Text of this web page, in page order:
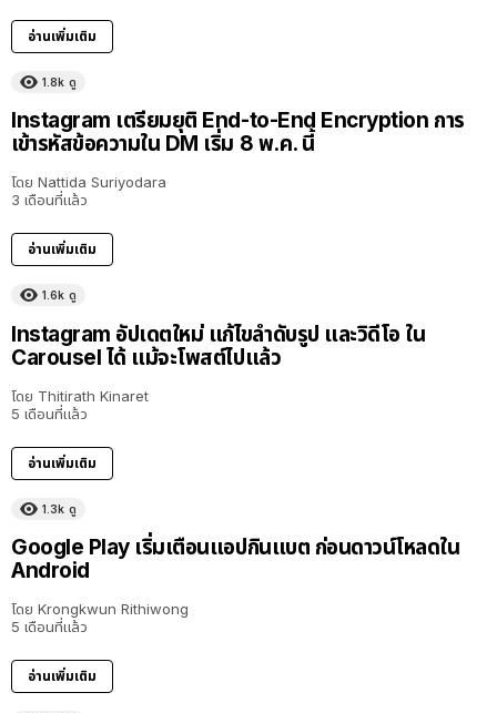
อ่านเพิ่มเติม
1.8k ดู
Instagram เตรียมยุติ End-to-End Encryption การ
เข้ารหัสข้อความใน DM เริ่ม 8 พ.ค. นี้
โดย Nattida Suriyodara
3 เดือนที่แล้ว
อ่านเพิ่มเติม
1.6k ดู
Instagram อัปเดตใหม่ แก้ไขลำดับรูป และวิดีโอ ใน
Carousel ได้ แม้จะโพสต์ไปแล้ว
โดย Thitirath Kinaret
5 เดือนที่แล้ว
อ่านเพิ่มเติม
1.3k ดู
Google Play เริ่มเตือนแอปกินแบต ก่อนดาวน์โหลดใน
Android
โดย Krongkwun Rithiwong
5 เดือนที่แล้ว
อ่านเพิ่มเติม